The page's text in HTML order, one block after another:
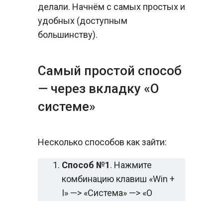
делали. Начнём с самых простых и
удобных (доступным
большинству).
Самый простой способ
— через вкладку «О
системе»
Несколько способов как зайти:
Способ №1. Нажмите
комбинацию клавиш «Win +
I» —> «Система» —> «О